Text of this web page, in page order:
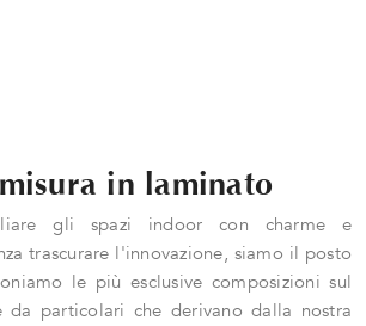
in laminato
gli spazi indoor con charme e
trascurare l'innovazione, siamo il posto
le più esclusive composizioni sul
da particolari che derivano dalla nostra